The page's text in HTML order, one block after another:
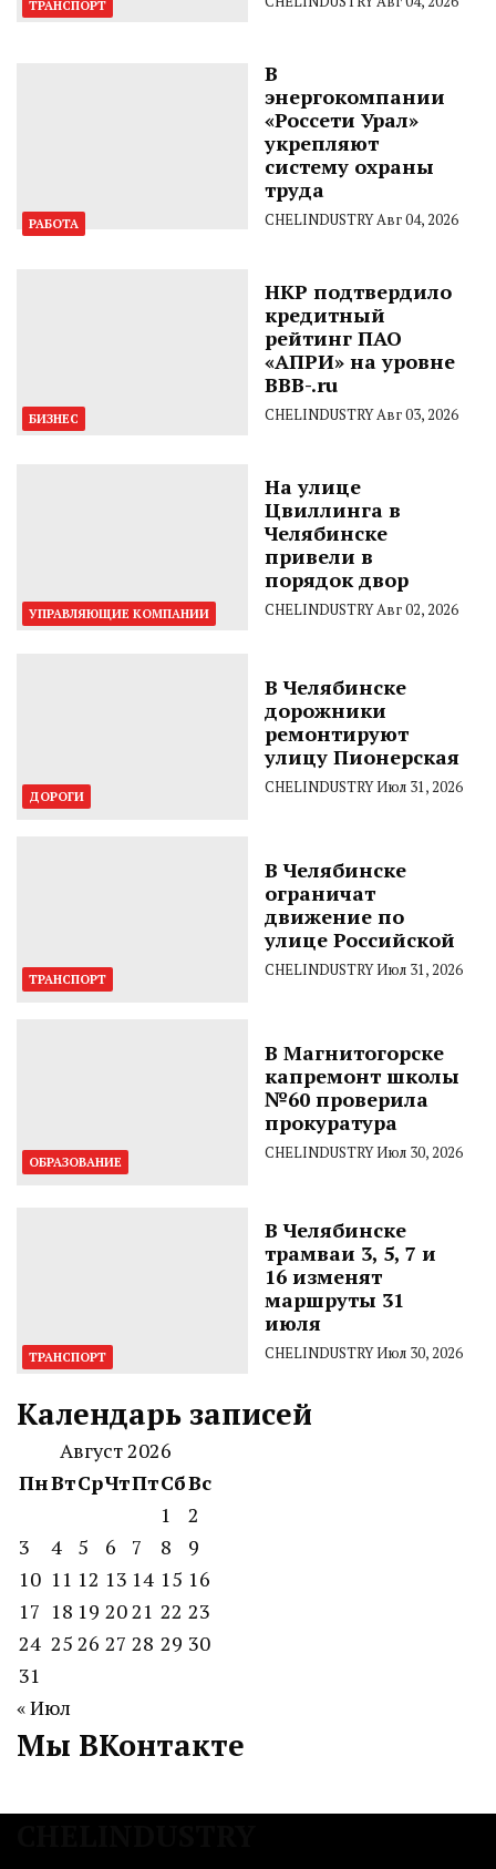
ТРАНСПОРТ
РАБОТА
В
энергокомпании
«Россети Урал»
укрепляют
систему охраны
труда
CHELINDUSTRYАвг 04, 2026
БИЗНЕС
НКР подтвердило
кредитный
рейтинг ПАО
«АПРИ» на уровне
BBB-.ru
CHELINDUSTRYАвг 03, 2026
УПРАВЛЯЮЩИЕ КОМПАНИИ
На улице
Цвиллинга в
Челябинске
привели в
порядок двор
CHELINDUSTRYАвг 02, 2026
ДОРОГИ
В Челябинске
дорожники
ремонтируют
улицу Пионерская
CHELINDUSTRYИюл 31, 2026
ТРАНСПОРТ
В Челябинске
ограничат
движение по
улице Российской
CHELINDUSTRYИюл 31, 2026
ОБРАЗОВАНИЕ
В Магнитогорске
капремонт школы
№60 проверила
прокуратура
CHELINDUSTRYИюл 30, 2026
ТРАНСПОРТ
В Челябинске
трамваи 3, 5, 7 и
16 изменят
маршруты 31
июля
CHELINDUSTRYИюл 30, 2026
Календарь записей
Август 2026
ПнВтСрЧтПтСбВс
1
2
3
4 5 6 7 8
9
10 11 12 13 14 15 16
17 18 19 2021 22 23
24 25 26 27 28 29 30
31
« Июл
Мы ВКонтакте